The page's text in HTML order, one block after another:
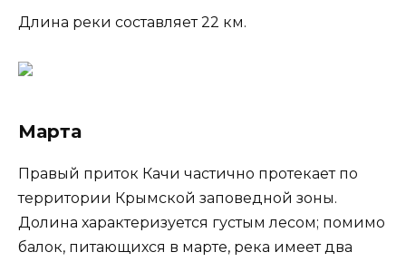
Длина реки составляет 22 км.
Марта
Правый приток Качи частично протекает по
территории Крымской заповедной зоны.
Долина характеризуется густым лесом; помимо
балок, питающихся в марте, река имеет два